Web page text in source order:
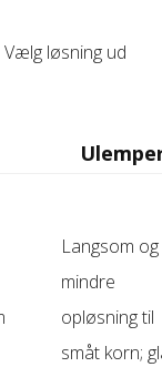
løsning ud
Langsom og
mindre
opløsning til
småt korn;